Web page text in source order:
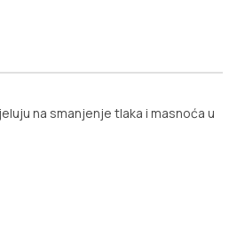
na smanjenje tlaka i masnoća u